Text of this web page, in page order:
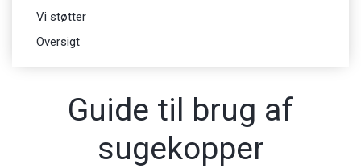
Vi støtter
Oversigt
Guide til brug af
sugekopper